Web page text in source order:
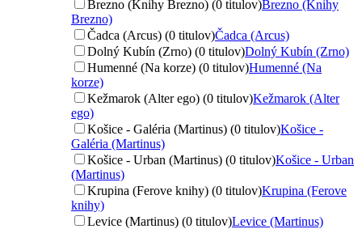
Brezno (Knihy Brezno) (0 titulov)Brezno (Knihy
Brezno)
Čadca (Arcus) (0 titulov)Čadca (Arcus)
Dolný Kubín (Zrno) (0 titulov)Dolný Kubín (Zrno)
Humenné (Na korze) (0 titulov)Humenné (Na
korze)
Kežmarok (Alter ego) (0 titulov)Kežmarok (Alter
ego)
Košice - Galéria (Martinus) (0 titulov)Košice -
Galéria (Martinus)
Košice - Urban (Martinus) (0 titulov)Košice - Urban
(Martinus)
Krupina (Ferove knihy) (0 titulov)Krupina (Ferove
knihy)
Levice (Martinus) (0 titulov)Levice (Martinus)